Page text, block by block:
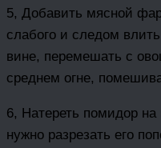
5, Добавить мясной
слабого и следом
вине, перемешать с
среднем огне,
6, Натереть помидор на
нужно разрезать его